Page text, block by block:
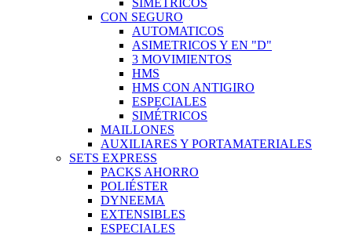
SIMÉTRICOS
CON SEGURO
AUTOMATICOS
ASIMETRICOS Y EN "D"
3 MOVIMIENTOS
HMS
HMS CON ANTIGIRO
ESPECIALES
SIMÉTRICOS
MAILLONES
AUXILIARES Y PORTAMATERIALES
SETS EXPRESS
PACKS AHORRO
POLIÉSTER
DYNEEMA
EXTENSIBLES
ESPECIALES